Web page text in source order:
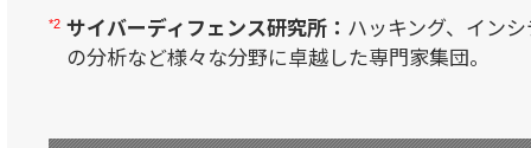
*2 サイバーディフェンス研究所： ハッキング、イン
の分析など様々な分野に卓越した専門家集団。